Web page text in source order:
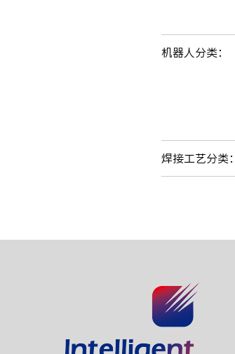
机器人分类：
焊接工艺分类：